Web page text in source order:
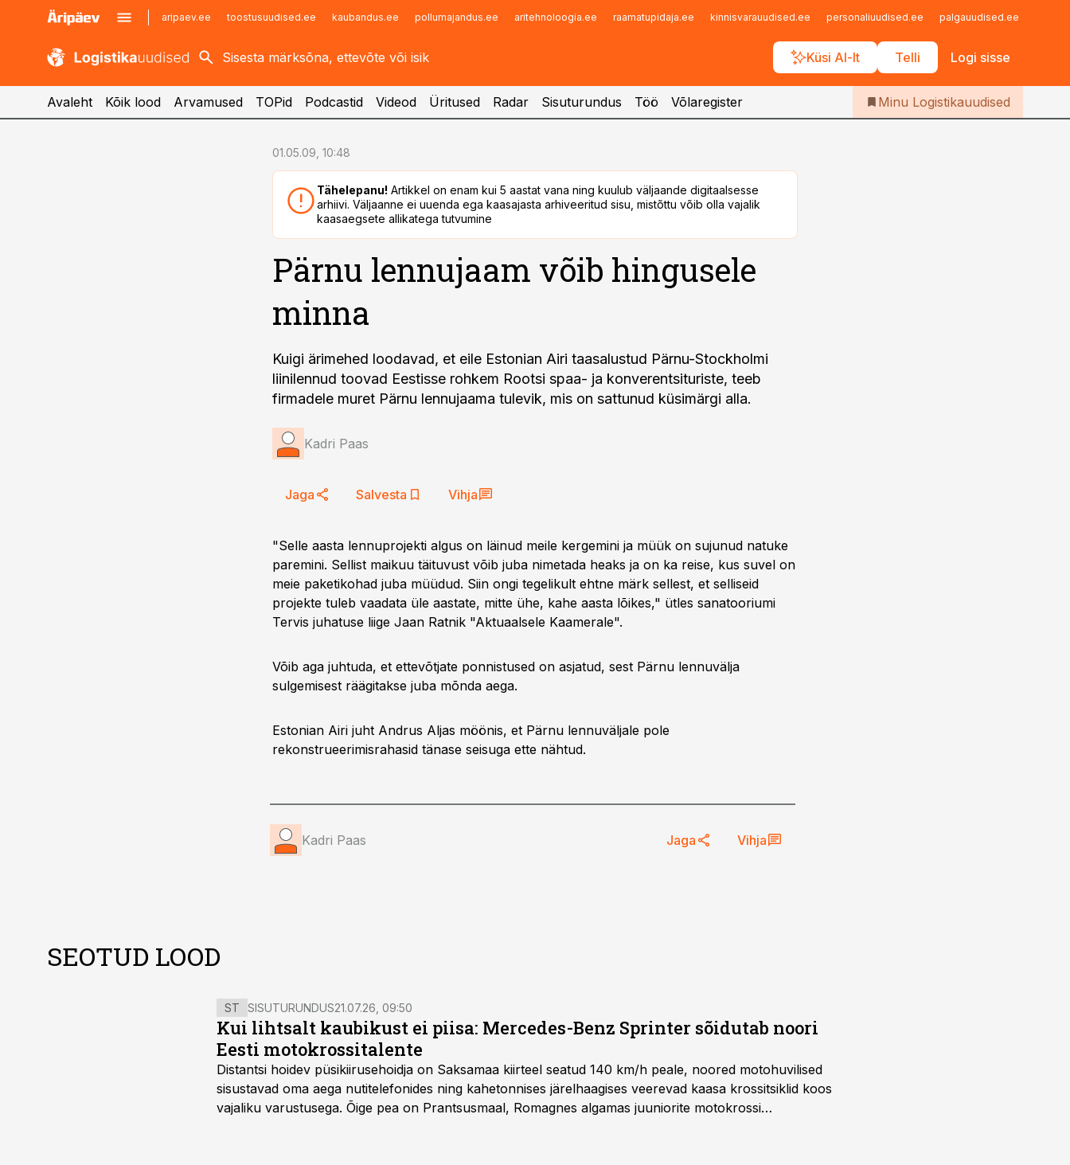
aripaev.ee toostusuudised.ee kaubandus.ee pollumajandus.ee aritehnoloogia.ee raamatupidaja.ee kinnisvarauudised.ee personaliuudised.ee palgauudised.ee
Küsi AI-lt Telli Logi sisse
kaubandus.ee
kinnisvarauudised.ee
imelineajalugu.ee
Infopank
Iseteenindus
Telli Logistikauudised
Avaleht Kõik lood Arvamused TOPid Podcastid Videod Üritused Radar Sisuturundus Töö Võlaregister Minu Logistikauudised
01.05.09, 10:48
Tähelepanu! Artikkel on enam kui 5 aastat vana ning kuulub väljaande digitaalsesse
arhiivi. Väljaanne ei uuenda ega kaasajasta arhiveeritud sisu, mistõttu võib olla vajalik
kaasaegsete allikatega tutvumine
Pärnu lennujaam võib hingusele
minna
Kuigi ärimehed loodavad, et eile Estonian Airi taasalustud Pärnu-Stockholmi
liinilennud toovad Eestisse rohkem Rootsi spaa- ja konverentsituriste, teeb
firmadele muret Pärnu lennujaama tulevik, mis on sattunud küsimärgi alla.
Kadri Paas
Jaga Salvesta Vihja
"Selle aasta lennuprojekti algus on läinud meile kergemini ja müük on sujunud natuke
paremini. Sellist maikuu täituvust võib juba nimetada heaks ja on ka reise, kus suvel on
meie paketikohad juba müüdud. Siin ongi tegelikult ehtne märk sellest, et selliseid
projekte tuleb vaadata üle aastate, mitte ühe, kahe aasta lõikes," ütles sanatooriumi
Tervis juhatuse liige Jaan Ratnik "Aktuaalsele Kaamerale".
Võib aga juhtuda, et ettevõtjate ponnistused on asjatud, sest Pärnu lennuvälja
sulgemisest räägitakse juba mõnda aega.
Estonian Airi juht Andrus Aljas möönis, et Pärnu lennuväljale pole
rekonstrueerimisrahasid tänase seisuga ette nähtud.
Kadri Paas Jaga Vihja
SEOTUD LOOD
ST SISUTURUNDUS21.07.26, 09:50
Kui lihtsalt kaubikust ei piisa: Mercedes-Benz Sprinter sõidutab noori
Eesti motokrossitalente
Distantsi hoidev püsikiirusehoidja on Saksamaa kiirteel seatud 140 km/h peale, noored motohuvilised
sisustavad oma aega nutitelefonides ning kahetonnises järelhaagises veerevad kaasa krossitsiklid koos
vajaliku varustusega. Õige pea on Prantsusmaal, Romagnes algamas juuniorite motokrossi